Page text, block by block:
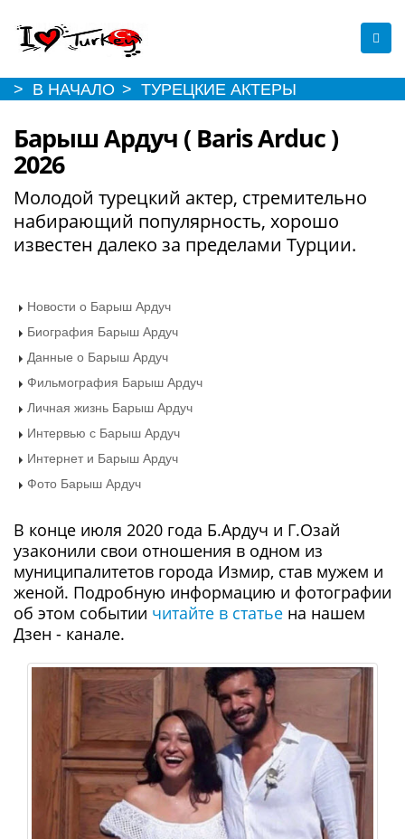
> В НАЧАЛО > ТУРЕЦКИЕ АКТЕРЫ
Барыш Ардуч ( Baris Arduc )
2026
Молодой турецкий актер, стремительно
набирающий популярность, хорошо
известен далеко за пределами Турции.
Новости о Барыш Ардуч
Биография Барыш Ардуч
Данные о Барыш Ардуч
Фильмография Барыш Ардуч
Личная жизнь Барыш Ардуч
Интервью с Барыш Ардуч
Интернет и Барыш Ардуч
Фото Барыш Ардуч
В конце июля 2020 года Б.Ардуч и Г.Озай
узаконили свои отношения в одном из
муниципалитетов города Измир, став мужем и
женой. Подробную информацию и фотографии
об этом событии читайте в статье на нашем
Дзен - канале.